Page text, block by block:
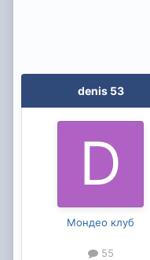
denis 53
Мондео клуб
55